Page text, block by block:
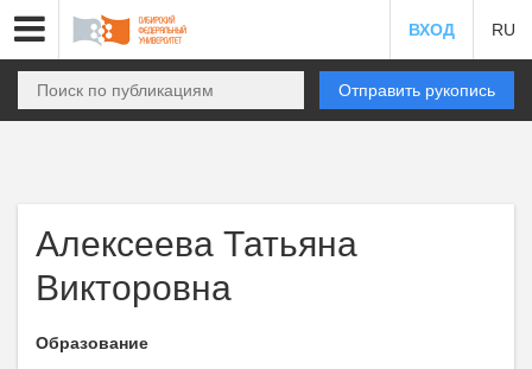
ВХОД RU
Отправить рукопись
Алексеева Татьяна
Викторовна
Образование